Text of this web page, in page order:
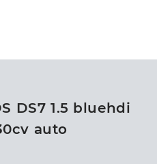
DS7 1.5 bluehdi
auto